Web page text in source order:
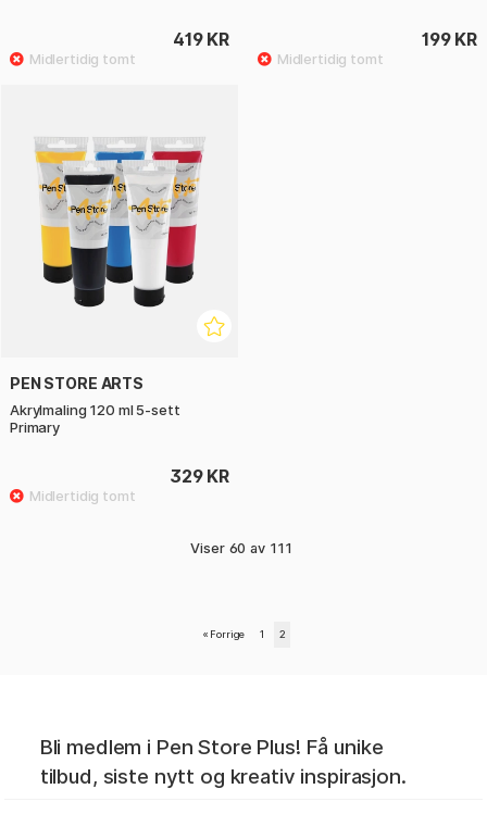
419 KR 199 KR
PEN STORE ARTS
Akrylmaling 120 ml 5-sett
Primary
329 KR
Viser 60 av 111
« Forrige 1 2
Bli medlem i Pen Store Plus! Få unike
tilbud, siste nytt og kreativ inspirasjon.